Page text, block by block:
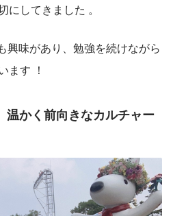
にしてきました 。
興味があり、勉強を続けながら
ます ！
温かく前向きなカルチャー